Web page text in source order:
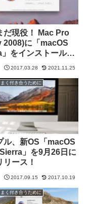
だ現役！ Mac Pro
2008)に「macOS
をインストールし
月
2017.03.28 2021.11.25
く付き合うために
ル、新OS「macOS
」を9月26日に
リース！
2017.09.15 2017.10.19
く付き合うために